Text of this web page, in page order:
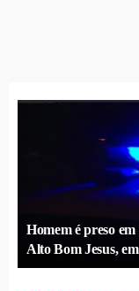
Homem é preso
Alto Bom Jesus,